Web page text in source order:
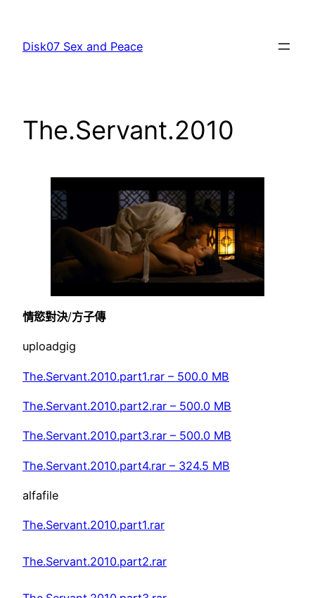
Disk07 Sex and Peace
The.Servant.2010
情慾對決/方子傳
uploadgig
The.Servant.2010.part1.rar – 500.0 MB
The.Servant.2010.part2.rar – 500.0 MB
The.Servant.2010.part3.rar – 500.0 MB
The.Servant.2010.part4.rar – 324.5 MB
alfafile
The.Servant.2010.part1.rar
The.Servant.2010.part2.rar